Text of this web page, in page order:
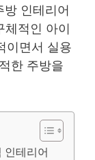
인테리어
체적인 아이
이면서 실용
한 주방을
인테리어